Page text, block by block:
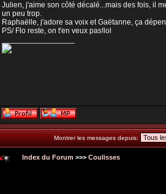
Julien, j'aime son côté décalé...mais des fois, il
un peu trop.
Raphaëlle, j'adore sa voix et Gaëtanne, ça
PS/ Flo reste, on t'en veux pas!lol
_________________
Montrer les messages depuis:
Index du Forum >>> Coulisses